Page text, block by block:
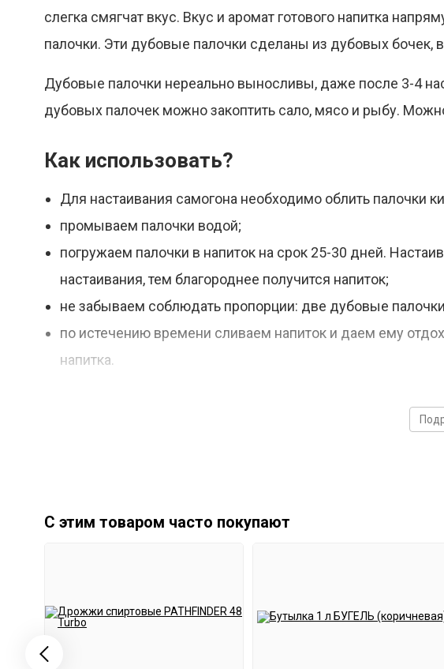
слегка смягчат вкус. Вкус и аромат готового напитка
палочки. Эти дубовые палочки сделаны из дубовых бочек,
Дубовые палочки нереально выносливы, даже после 3-4
дубовых палочек можно закоптить сало, мясо и рыбу.
Как использовать?
Для настаивания самогона необходимо облить палочки
промываем палочки водой;
погружаем палочки в напиток на срок 25-30 дней.
настаивания, тем благороднее получится напиток;
не забываем соблюдать пропорции: две дубовые
по истечению времени сливаем напиток и даем ему
напитка.
С этим товаром часто покупают